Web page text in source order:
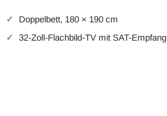
Doppelbett, 180 × 190 cm
32-Zoll-Flachbild-TV mit SAT-Empfang